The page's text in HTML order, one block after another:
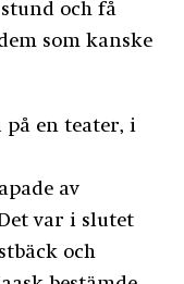
och få
som kanske
på en teater, i
av
var i slutet
och